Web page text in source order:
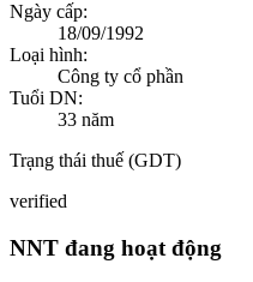
Ngày cấp:
18/09/1992
Loại hình:
Công ty cổ phần
Tuổi DN:
33 năm
Trạng thái thuế (GDT)
verified
NNT đang hoạt động